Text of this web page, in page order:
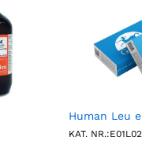
KAT.